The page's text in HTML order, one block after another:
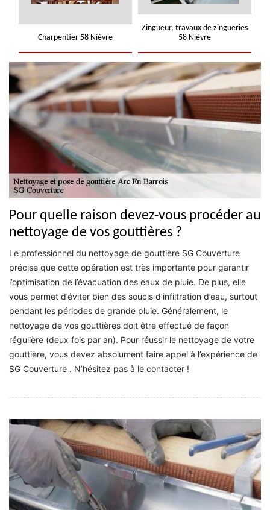
Charpentier 58 Nièvre
Zingueur, travaux de zingueries
58 Nièvre
Pour quelle raison devez-vous procéder au
nettoyage de vos gouttières ?
Le professionnel du nettoyage de gouttière SG Couverture
précise que cette opération est très importante pour garantir
l’optimisation de l’évacuation des eaux de pluie. De plus, elle
vous permet d’éviter bien des soucis d’infiltration d’eau, surtout
pendant les périodes de grande pluie. Généralement, le
nettoyage de vos gouttières doit être effectué de façon
régulière (deux fois par an). Pour réussir le nettoyage de votre
gouttière, vous devez absolument faire appel à l’expérience de
SG Couverture . N’hésitez pas à le contacter !